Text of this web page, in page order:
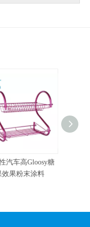
Ral彩色环氧粉末涂料，
具有抗腐蚀性